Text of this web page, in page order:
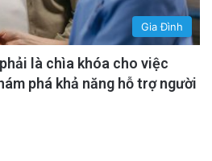
Gia Đình
là chìa khóa cho việc
phá khả năng hỗ trợ người